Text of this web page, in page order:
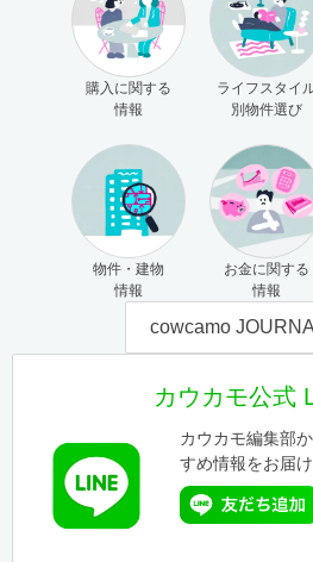
購入に関する
情報
ライフスタイ
別物件選び
物件・建物
情報
お金に関する
情報
cowcamo
カウカモ公式
カウカモ編集部
すめ情報をお届け